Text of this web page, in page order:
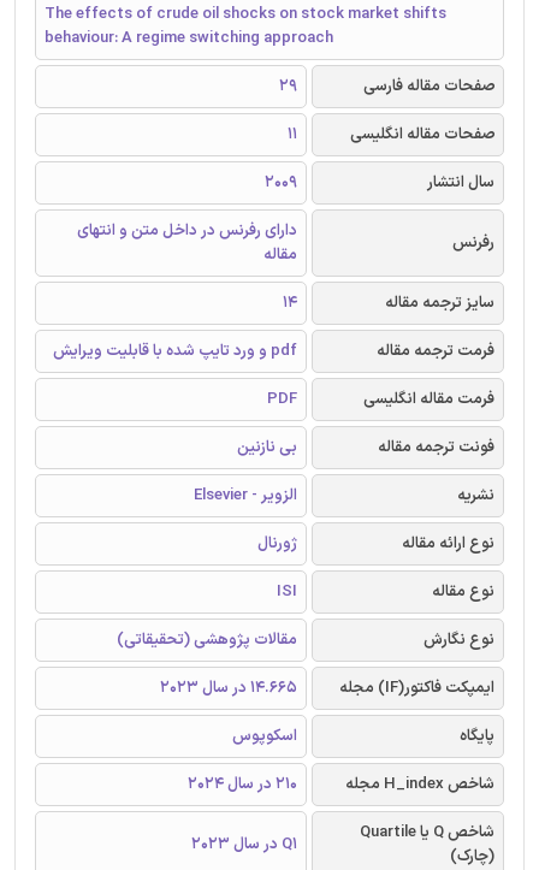
The effects of crude oil shocks on stock market shifts
behaviour: A regime switching approach
صفحات مقاله فارسی
29
صفحات مقاله انگلیسی
11
سال انتشار
2009
رفرنس
دارای رفرنس در داخل متن و انتهای
مقاله
سایز ترجمه مقاله
14
فرمت ترجمه مقاله
pdf و ورد تایپ شده با قابلیت ویرایش
فرمت مقاله انگلیسی
PDF
فونت ترجمه مقاله
بی نازنین
نشریه
الزویر - Elsevier
نوع ارائه مقاله
ژورنال
نوع مقاله
ISI
نوع نگارش
مقالات پژوهشی (تحقیقاتی)
ایمپکت فاکتور(IF) مجله
14.665 در سال 2023
پایگاه
اسکوپوس
شاخص H_index مجله
210 در سال 2024
شاخص Q یا Quartile
(چارک)
Q1 در سال 2023